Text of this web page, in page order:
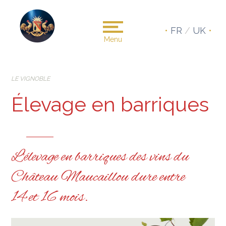
Menu
• FR / UK •
LE VIGNOBLE
Élevage en barriques
L’élevage en barriques des vins du
Château Maucaillou dure entre
14 et 16 mois.